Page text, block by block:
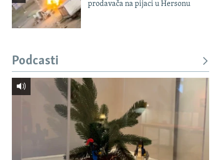
prodavača na pijaci u Hersonu
Podcasti